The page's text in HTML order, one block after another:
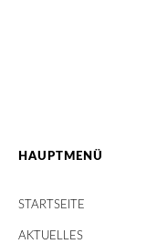
HAUPTMENÜ
STARTSEITE
AKTUELLES